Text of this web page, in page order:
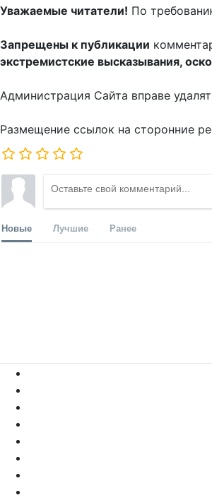
Уважаемые читатели! По
Запрещены к публикации
экстремистские высказывания,
Администрация Сайта вправе
Размещение ссылок на сторонние
Новые Лучшие Ранее